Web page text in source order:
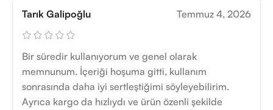
Tarık Galipoğlu Temmuz 4, 2026
Bir süredir kullanıyorum ve genel olarak
memnunum. İçeriği hoşuma gitti, kullanım
sonrasında daha iyi sertleştiğimi söyleyebilirim.
Ayrıca kargo da hızlıydı ve ürün özenli şekilde